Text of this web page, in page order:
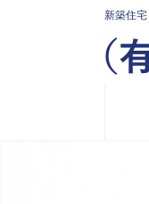
新築住